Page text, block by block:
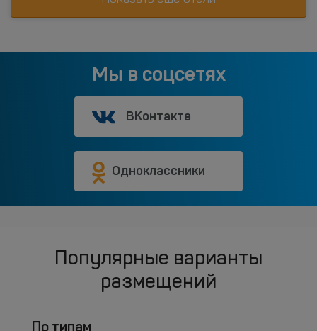
Мы в соцсетях
ВКонтакте
Одноклассники
Популярные варианты
размещений
По типам